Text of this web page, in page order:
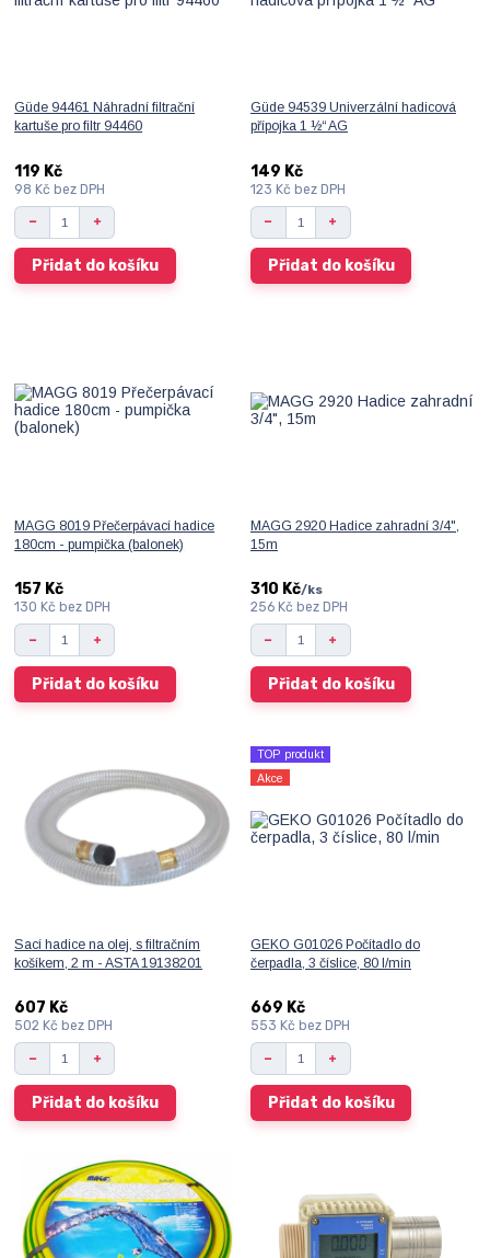
Güde 94461 Náhradní filtrační
kartuše pro filtr 94460
119 Kč
98 Kčbez DPH
Přidat do košíku
Güde 94539 Univerzální hadicová
přípojka 1 ½“ AG
149 Kč
123 Kč bez DPH
Přidat do košíku
MAGG 8019 Přečerpávací hadice
180cm - pumpička (balonek)
157 Kč
130 Kč bez DPH
Přidat do košíku
MAGG 2920 Hadice zahradní 3/4",
15m
310 Kč/ks
256 Kč bez DPH
Přidat do košíku
Sací hadice na olej, s filtračním
košíkem, 2 m - ASTA 19138201
607 Kč
502 Kč bez DPH
Přidat do košíku
TOP produkt
Akce
GEKO G01026 Počítadlo do
čerpadla, 3 číslice, 80 l/min
669 Kč
553 Kč bez DPH
Přidat do košíku